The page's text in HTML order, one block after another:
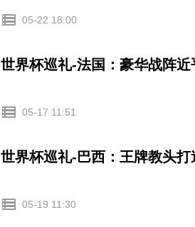
05-22 18:00
世界杯巡礼-法国：豪华战阵
05-17 11:51
世界杯巡礼-巴西：王牌教头
05-19 11:30